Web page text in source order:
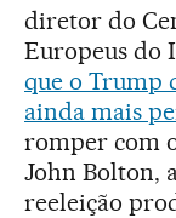
diretor do
Europeus do
que o Trump
ainda mais
romper com
John Bolton,
reeleição